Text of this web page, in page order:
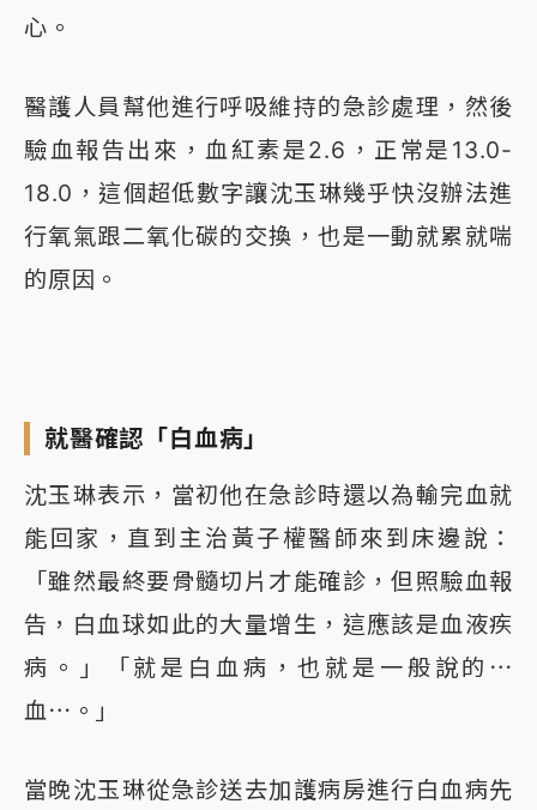
心。
醫護人員幫他進行呼吸維持的急診處理，然後
驗血報告出來，血紅素是2.6，正常是13.0-
18.0，這個超低數字讓沈玉琳幾乎快沒辦法進
行氧氣跟二氧化碳的交換，也是一動就累就喘
的原因。
就醫確認「白血病」
沈玉琳表示，當初他在急診時還以為輸完血就
能回家，直到主治黃子權醫師來到床邊說：
「雖然最終要骨髓切片才能確診，但照驗血報
告，白血球如此的大量增生，這應該是血液疾
病。」「就是白血病，也就是一般說的⋯
血⋯。」
當晚沈玉琳從急診送去加護病房進行白血病先